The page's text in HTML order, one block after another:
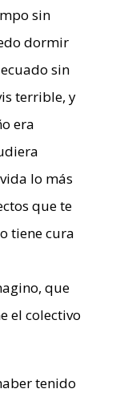
sin
dormir
sin
terrible, y
era
lo más
que te
tiene cura
que
el colectivo
tenido